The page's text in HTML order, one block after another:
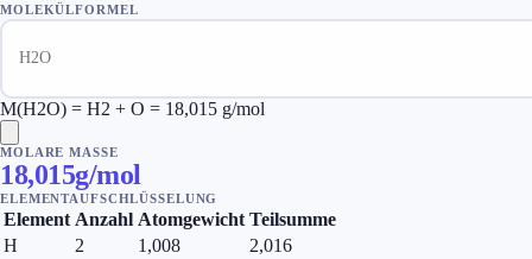
MOLEKÜLFORMEL
M(H2O) = H2 + O = 18,015 g/mol
MOLARE MASSE
18,015g/mol
ELEMENTAUFSCHLÜSSELUNG
Element Anzahl Atomgewicht Teilsumme
H
2 1,008
2,016